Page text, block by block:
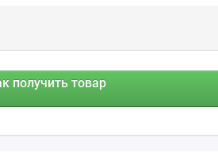
получить товар